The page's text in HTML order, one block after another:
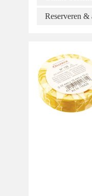
Reserveren &